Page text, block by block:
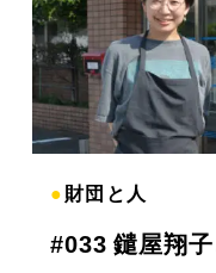
●財団と人
#033 鑓屋翔